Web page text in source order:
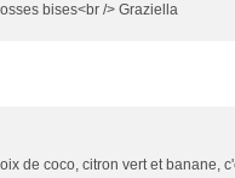
bises<br /> Graziella
de coco, citron vert et banane,